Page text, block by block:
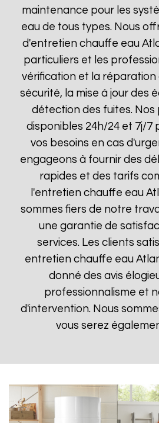
maintenance pour les
eau de tous types. Nous
d'entretien chauffe eau
particuliers et les
vérification et la réparation
sécurité, la mise à jour des
détection des fuites. Nos
disponibles 24h/24 et 7j/7
vos besoins en cas
engageons à fournir des
rapides et des tarifs
l'entretien chauffe eau
sommes fiers de notre
une garantie de
services. Les clients
entretien chauffe eau
donné des avis
professionnalisme et
d'intervention. Nous
vous serez